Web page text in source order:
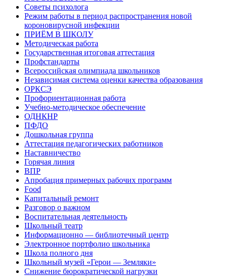
Советы психолога
Режим работы в период распространения новой
короновирусной инфекции
ПРИЁМ В ШКОЛУ
Методическая работа
Государственная итоговая аттестация
Профстандарты
Всероссийская олимпиада школьников
Независимая система оценки качества образования
ОРКСЭ
Профориентационная работа
Учебно-методическое обеспечение
ОДНКНР
ПФДО
Дошкольная группа
Аттестация педагогических работников
Наставничество
Горячая линия
ВПР
Апробация примерных рабочих программ
Food
Капитальный ремонт
Разговор о важном
Воспитательная деятельность
Школьный театр
Информационно — библиотечный центр
Электронное портфолио школьника
Школа полного дня
Школьный музей «Герои — Земляки»
Снижение бюрократической нагрузки